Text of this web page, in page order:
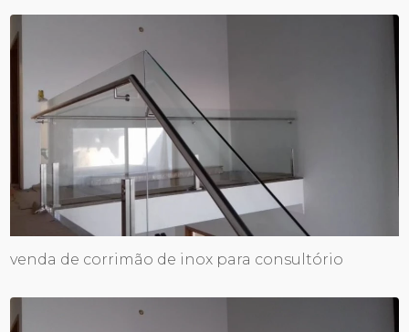
venda de corrimão de inox para consultório